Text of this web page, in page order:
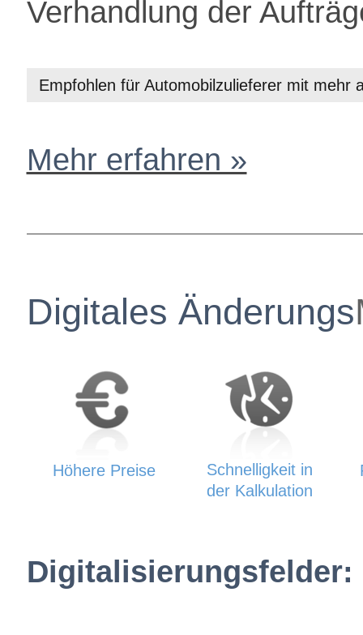
Verhandlung der
Empfohlen für Automobilzulieferer mit mehr
Mehr erfahren »
Digitales Änderungs
Höhere Preise
Schnelligkeit in
der Kalkulation
Digitalisierungsfelder: